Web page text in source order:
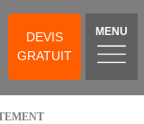
DEVIS
GRATUIT
MENU